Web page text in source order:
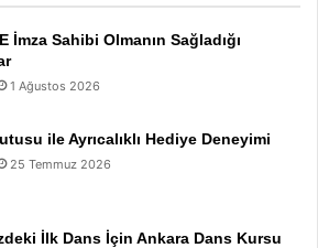
İmza Sahibi Olmanın Sağladığı
1 Ağustos 2026
ile Ayrıcalıklı Hediye Deneyimi
25 Temmuz 2026
İlk Dans İçin Ankara Dans Kursu